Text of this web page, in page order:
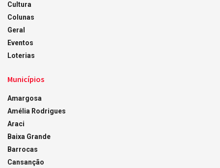
Cultura
Colunas
Geral
Eventos
Loterias
Municípios
Amargosa
Amélia Rodrigues
Araci
Baixa Grande
Barrocas
Cansanção